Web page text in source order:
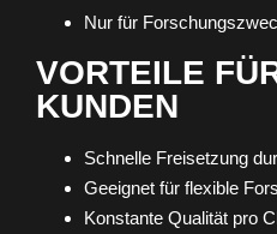
Nur für
VORTEILE
KUNDEN
Schnelle Freisetzung
Geeignet für flexible
Konstante Qualität pro